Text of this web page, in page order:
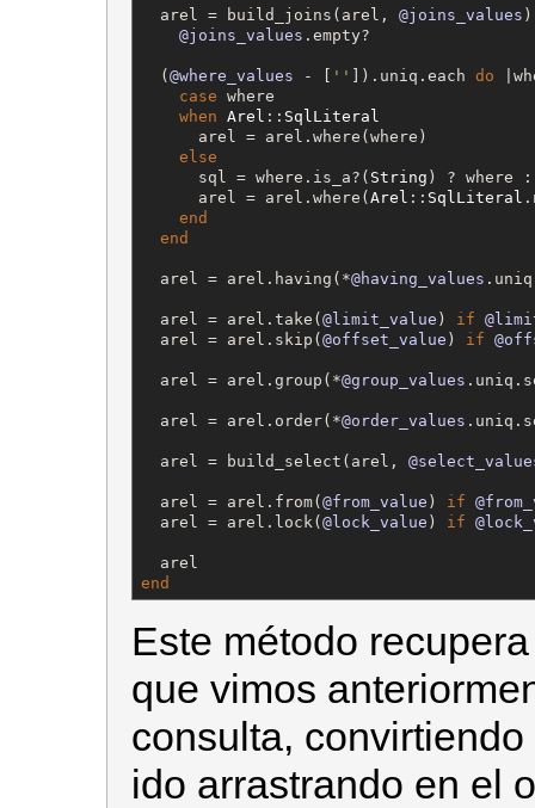
  arel = build_joins(arel,
@joins_values
@joins_values .empty?
  (
@where_values - [ ' ' ]).uniq.each do
case where
when Arel :: SqlLiteral
      arel = arel.where(where)
else
      sql = where.is_a?(
String ) ? where
      arel = arel.where(
Arel :: SqlLiteral
end
end
  arel = arel.having(*
@having_values
  arel = arel.take(
@limit_value ) if
  arel = arel.skip(
@offset_value ) if
  arel = arel.group(*
@group_values
  arel = arel.order(*
@order_values
  arel = build_select(arel,
  arel = arel.from(
@from_value ) if
  arel = arel.lock(
@lock_value ) if
end
Este método
que vimos
consulta,
ido arrastrando en el